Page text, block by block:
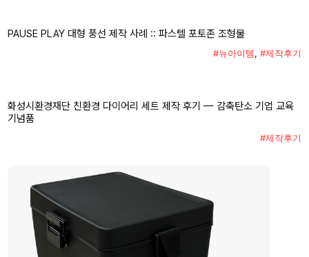
PAUSE PLAY 대형 풍선 제작 사례 :: 파스텔 포토존 조형물
#뉴아이템, #제작후기
화성시환경재단 친환경 다이어리 세트 제작 후기 — 감축탄소 기업 교육
기념품
#제작후기